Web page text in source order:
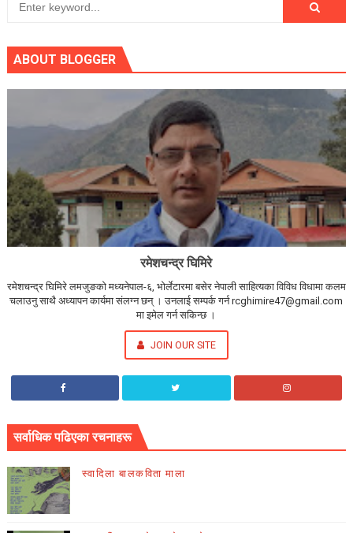
ABOUT BLOGGER
रमेशचन्द्र घिमिरे
रमेशचन्द्र घिमिरे लमजुङको मध्यनेपाल-६, भोर्लेटारमा बसेर नेपाली साहित्यका विविध विधामा कलम
चलाउनु साथै अध्यापन कार्यमा संलग्न छन् । उनलाई सम्पर्क गर्न rcghimire47@gmail.com
मा इमेल गर्न सकिन्छ ।
JOIN OUR SITE
सर्वाधिक पढिएका रचनाहरू
स्वादिला बालकविता माला